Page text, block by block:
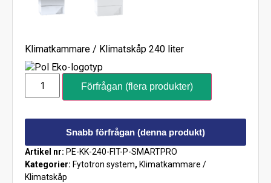
Klimatkammare / Klimatskåp 240 liter
Förfrågan (flera produkter)
Snabb förfrågan (denna produkt)
Artikel nr: PE-KK-240-FIT-P-SMARTPRO
Kategorier: Fytotron system, Klimatkammare /
Klimatskåp